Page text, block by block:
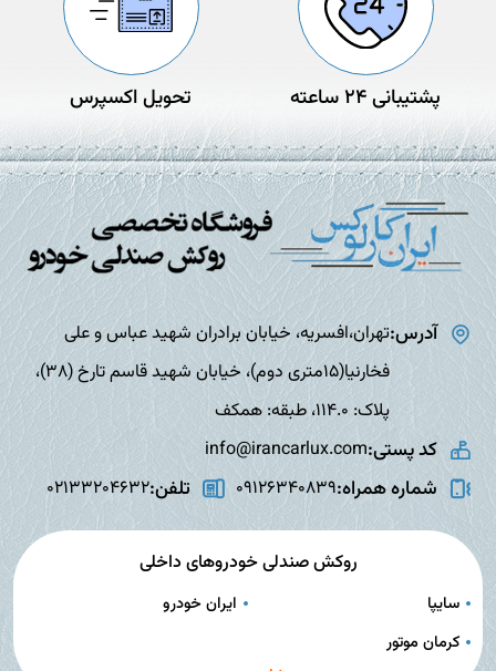
پشتیبانی 24 ساعته تحویل اکسپرس
آدرس:تهران،افسریه، خیابان برادران شهید عباس و علی
فخارنیا(15متری دوم)، خیابان شهید قاسم تارخ (38)،
پلاک: 114.0، طبقه: همکف
کد پستی:info@irancarlux.com
شماره همراه:09126340839 تلفن:02133204632
روکش صندلی خودروهای داخلی
سایپا
ایران خودرو
کرمان موتور